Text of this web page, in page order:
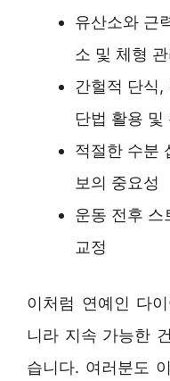
유산소와 근
소 및 체형
간헐적 단식,
단법 활용 및
적절한 수분
보의 중요성
운동 전후 스
교정
이처럼 연예인 다
니라 지속 가능한
습니다. 여러분도